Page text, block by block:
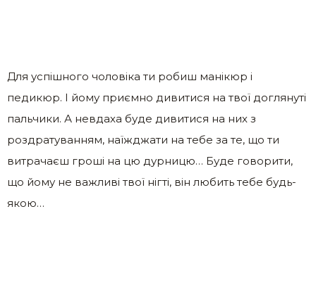
Для успішного чоловіка ти робиш манікюр і
педикюр. І йому приємно дивитися на твої доглянуті
пальчики. А невдаха буде дивитися на них з
роздратуванням, наїжджати на тебе за те, що ти
витрачаєш гроші на цю дурницю… Буде говорити,
що йому не важливі твої нігті, він любить тебе будь-
якою…